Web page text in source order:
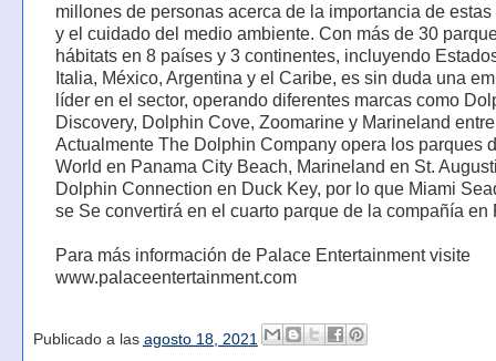
millones de personas acerca de la importancia de
y el cuidado del medio ambiente. Con más de 30
hábitats en 8 países y 3 continentes, incluyendo
Italia, México, Argentina y el Caribe, es sin duda una
líder en el sector, operando diferentes marcas como
Discovery, Dolphin Cove, Zoomarine y Marineland
Actualmente The Dolphin Company opera los parques
World en Panama City Beach, Marineland en St.
Dolphin Connection en Duck Key, por lo que Miami
se Se convertirá en el cuarto parque de la compañía en
Para más información de Palace Entertainment visite
www.palaceentertainment.com
Publicado a las agosto 18, 2021